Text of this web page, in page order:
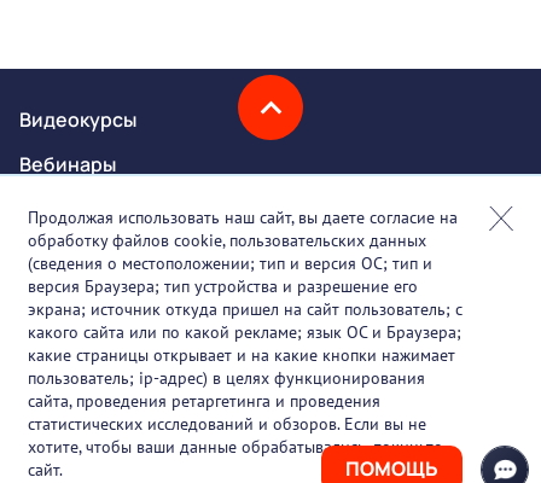
ПОМОЩЬ
Видеокурсы
Вебинары
Онлайн-события
Партнеры
О проекте
Вакансии
Блог
Контакты
Продолжая использовать наш сайт, вы даете согласие на
обработку файлов cookie, пользовательских данных
(сведения о местоположении; тип и версия ОС; тип и
версия Браузера; тип устройства и разрешение его
экрана; источник откуда пришел на сайт пользователь; с
какого сайта или по какой рекламе; язык ОС и Браузера;
какие страницы открывает и на какие кнопки нажимает
пользователь; ip-адрес) в целях функционирования
сайта, проведения ретаргетинга и проведения
статистических исследований и обзоров. Если вы не
хотите, чтобы ваши данные обрабатывались, покиньте
сайт.